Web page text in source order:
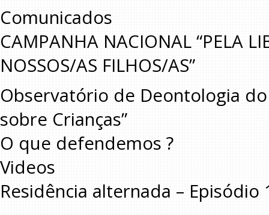
Comunicados
CAMPANHA NACIONAL “PELA
NOSSOS/AS FILHOS/AS”
Observatório de Deontologia do
sobre Crianças”
O que defendemos ?
Videos
Residência alternada – Episódio